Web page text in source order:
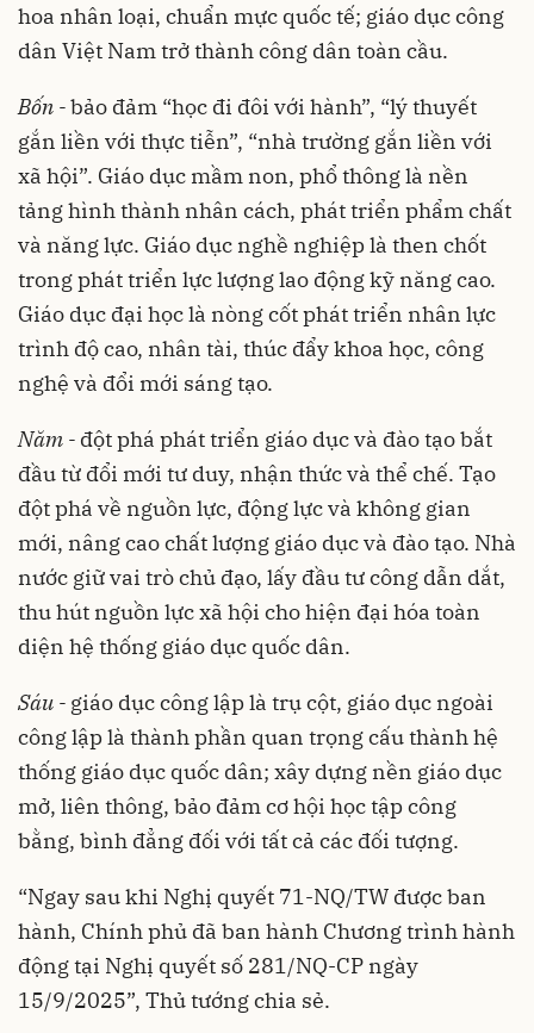
hoa nhân loại, chuẩn mực quốc tế; giáo dục công
dân Việt Nam trở thành công dân toàn cầu.
Bốn -bảo đảm “học đi đôi với hành”, “lý thuyết
gắn liền với thực tiễn”, “nhà trường gắn liền với
xã hội”. Giáo dục mầm non, phổ thông là nền
tảng hình thành nhân cách, phát triển phẩm chất
và năng lực. Giáo dục nghề nghiệp là then chốt
trong phát triển lực lượng lao động kỹ năng cao.
Giáo dục đại học là nòng cốt phát triển nhân lực
trình độ cao, nhân tài, thúc đẩy khoa học, công
nghệ và đổi mới sáng tạo.
Năm - đột phá phát triển giáo dục và đào tạo bắt
đầu từ đổi mới tư duy, nhận thức và thể chế. Tạo
đột phá về nguồn lực, động lực và không gian
mới, nâng cao chất lượng giáo dục và đào tạo. Nhà
nước giữ vai trò chủ đạo, lấy đầu tư công dẫn dắt,
thu hút nguồn lực xã hội cho hiện đại hóa toàn
diện hệ thống giáo dục quốc dân.
Sáu - giáo dục công lập là trụ cột, giáo dục ngoài
công lập là thành phần quan trọng cấu thành hệ
thống giáo dục quốc dân; xây dựng nền giáo dục
mở, liên thông, bảo đảm cơ hội học tập công
bằng, bình đẳng đối với tất cả các đối tượng.
“Ngay sau khi Nghị quyết 71-NQ/TW được ban
hành, Chính phủ đã ban hành Chương trình hành
động tại Nghị quyết số 281/NQ-CP ngày
15/9/2025”, Thủ tướng chia sẻ.